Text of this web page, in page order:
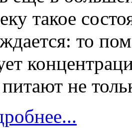
такое
то
не